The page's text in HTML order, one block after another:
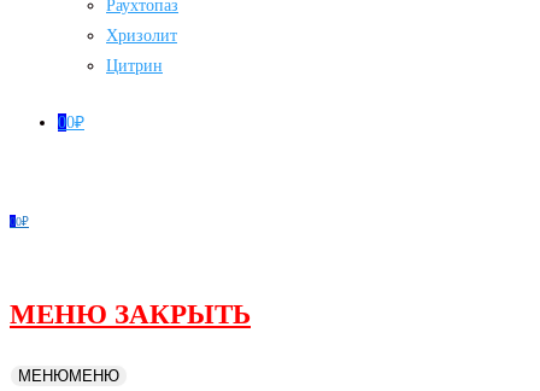
Раухтопаз
Хризолит
Цитрин
00₽
00₽
МЕНЮ ЗАКРЫТЬ
МЕНЮМЕНЮ